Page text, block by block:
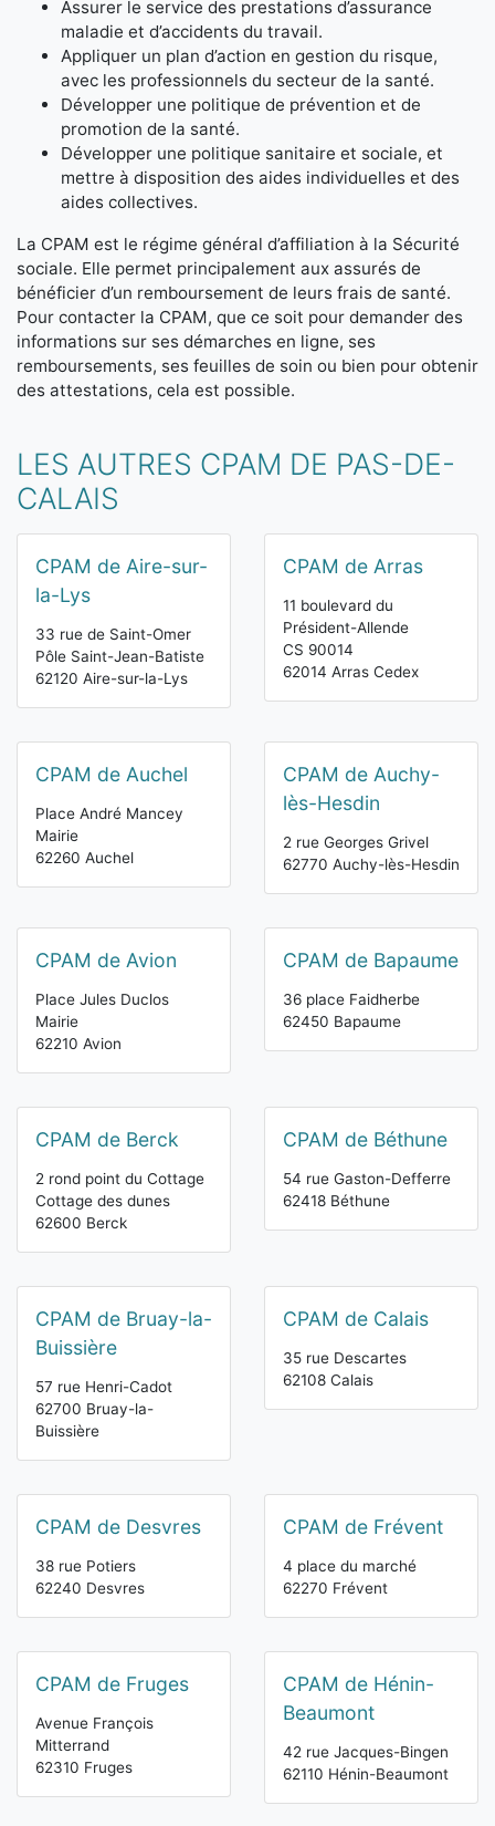
Assurer le service des prestations d’assurance
maladie et d’accidents du travail.
Appliquer un plan d’action en gestion du risque,
avec les professionnels du secteur de la santé.
Développer une politique de prévention et de
promotion de la santé.
Développer une politique sanitaire et sociale, et
mettre à disposition des aides individuelles et des
aides collectives.
La CPAM est le régime général d’affiliation à la Sécurité
sociale. Elle permet principalement aux assurés de
bénéficier d’un remboursement de leurs frais de santé.
Pour contacter la CPAM, que ce soit pour demander des
informations sur ses démarches en ligne, ses
remboursements, ses feuilles de soin ou bien pour obtenir
des attestations, cela est possible.
LES AUTRES CPAM DE PAS-DE-
CALAIS
CPAM de Aire-sur-
la-Lys
33 rue de Saint-Omer
Pôle Saint-Jean-Batiste
62120 Aire-sur-la-Lys
CPAM de Arras
11 boulevard du
Président-Allende
CS 90014
62014 Arras Cedex
CPAM de Auchel
Place André Mancey
Mairie
62260 Auchel
CPAM de Auchy-
lès-Hesdin
2 rue Georges Grivel
62770 Auchy-lès-Hesdin
CPAM de Avion
Place Jules Duclos
Mairie
62210 Avion
CPAM de Bapaume
36 place Faidherbe
62450 Bapaume
CPAM de Berck
2 rond point du Cottage
Cottage des dunes
62600 Berck
CPAM de Béthune
54 rue Gaston-Defferre
62418 Béthune
CPAM de Bruay-la-
Buissière
57 rue Henri-Cadot
62700 Bruay-la-
Buissière
CPAM de Calais
35 rue Descartes
62108 Calais
CPAM de Desvres
38 rue Potiers
62240 Desvres
CPAM de Frévent
4 place du marché
62270 Frévent
CPAM de Fruges
Avenue François
Mitterrand
62310 Fruges
CPAM de Hénin-
Beaumont
42 rue Jacques-Bingen
62110 Hénin-Beaumont